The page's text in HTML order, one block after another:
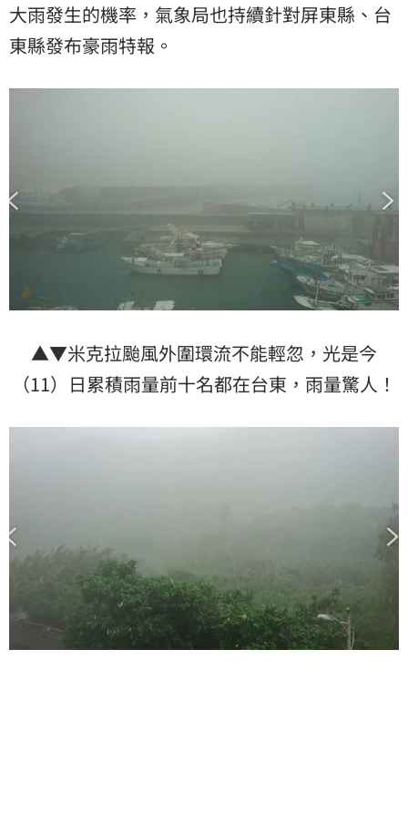
大雨發生的機率，氣象局也持續針對屏東縣、台
東縣發布豪雨特報。
▲▼米克拉颱風外圍環流不能輕忽，光是今
（11）日累積雨量前十名都在台東，雨量驚人！